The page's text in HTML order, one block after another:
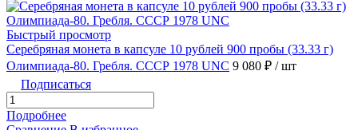
Быстрый просмотр
Серебряная монета в капсуле 10 рублей 900 пробы (33.33 г)
Олимпиада-80. Гребля. СССР 1978 UNC 9 080 ₽ / шт
Подписаться
Подробнее